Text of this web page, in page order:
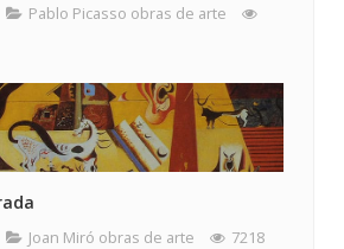
Pablo Picasso obras de arte
Joan Miró obras de arte 7218